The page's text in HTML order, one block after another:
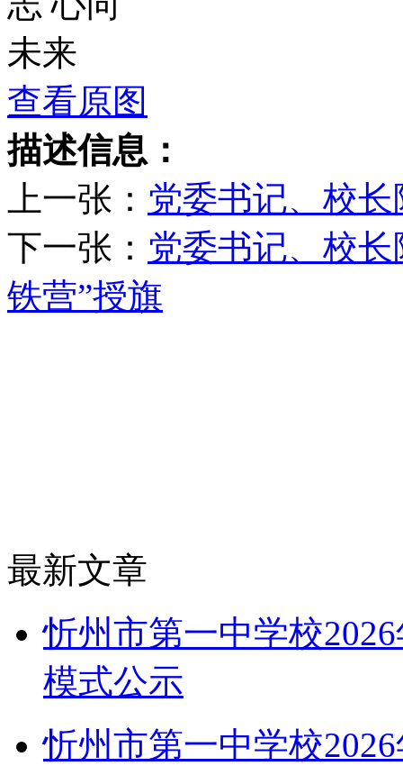
查看原图
描述信息：
上一张： 党委书记、校
下一张： 党委书记、校长
铁营”授旗
最新文章
忻州市第一中学校
模式公示
忻州市第一中学校